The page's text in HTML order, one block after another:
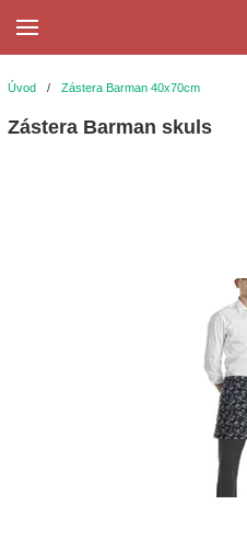
Úvod / Zástera Barman 40x70cm
Zástera Barman skuls